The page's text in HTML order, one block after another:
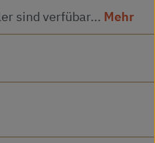
sind verfübar... Mehr